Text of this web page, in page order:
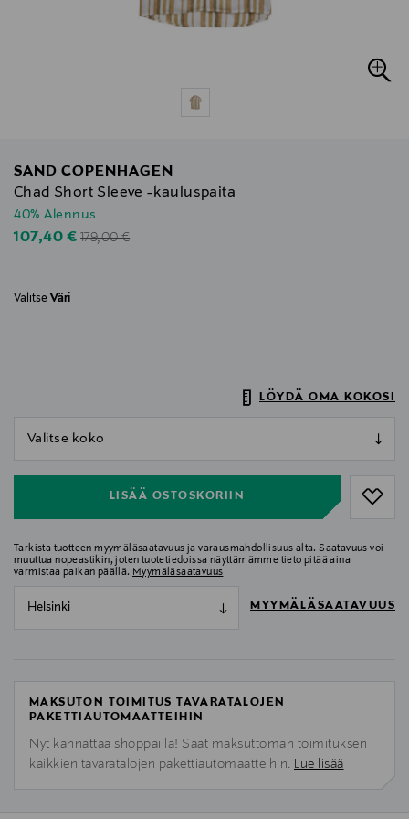
SAND COPENHAGEN
Chad Short Sleeve -kauluspaita
40% Alennus
Discounted Price
107,40 €Original Price
179,00 €
Valitse Väri
LÖYDÄ OMA KOKOSI
LISÄÄ OSTOSKORIIN
Tarkista tuotteen myymäläsaatavuus ja varausmahdollisuus alta. Saatavuus voi
muuttua nopeastikin, joten tuotetiedoissa näyttämämme tieto pitää aina
varmistaa paikan päällä. Myymäläsaatavuus
Helsinki MYYMÄLÄSAATAVUUS
MAKSUTON TOIMITUS TAVARATALOJEN
PAKETTIAUTOMAATTEIHIN
Nyt kannattaa shoppailla! Saat maksuttoman toimituksen
kaikkien tavaratalojen pakettiautomaatteihin. Lue lisää